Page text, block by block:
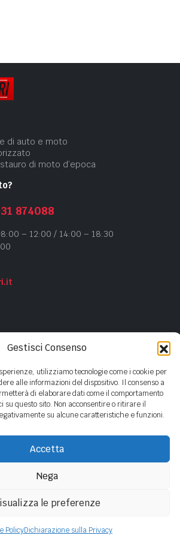
Gestisci Consenso
utilizziamo tecnologie come i cookie per
alle informazioni del dispositivo. Il consenso a
di elaborare dati come il comportamento
su questo sito. Non acconsentire o ritirare il
su alcune caratteristiche e funzioni.
Accetta
Nega
le preferenze
PolicyDichiarazione sulla Privacy
di auto e moto
di moto d’epoca
874088
– 12:00 / 14:00 – 18:30
PREFERITI ACCOUNT